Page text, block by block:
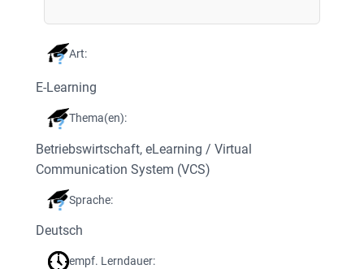
Art:
E-Learning
Thema(en):
Betriebswirtschaft, eLearning / Virtual
Communication System (VCS)
Sprache:
Deutsch
empf. Lerndauer: